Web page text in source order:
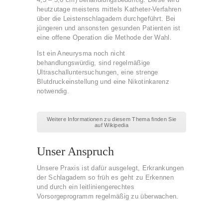
heutzutage meistens mittels Katheter-Verfahren
über die Leistenschlagadern durchgeführt. Bei
jüngeren und ansonsten gesunden Patienten ist
eine offene Operation die Methode der Wahl.
Ist ein Aneurysma noch nicht
behandlungswürdig, sind regelmäßige
Ultraschalluntersuchungen, eine strenge
Blutdruckeinstellung und eine Nikotinkarenz
notwendig.
Weitere Informationen zu diesem Thema finden Sie
auf Wikipedia
Unser Anspruch
Unsere Praxis ist dafür ausgelegt, Erkrankungen
der Schlagadern so früh es geht zu Erkennen
und durch ein leitliniengerechtes
Vorsorgeprogramm regelmäßig zu überwachen.